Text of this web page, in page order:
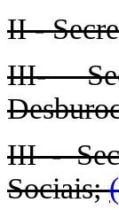
II -
III-
III -
Sociais;